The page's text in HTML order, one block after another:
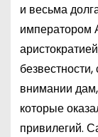
и весьма
императором
внимании
которые
привилегий.